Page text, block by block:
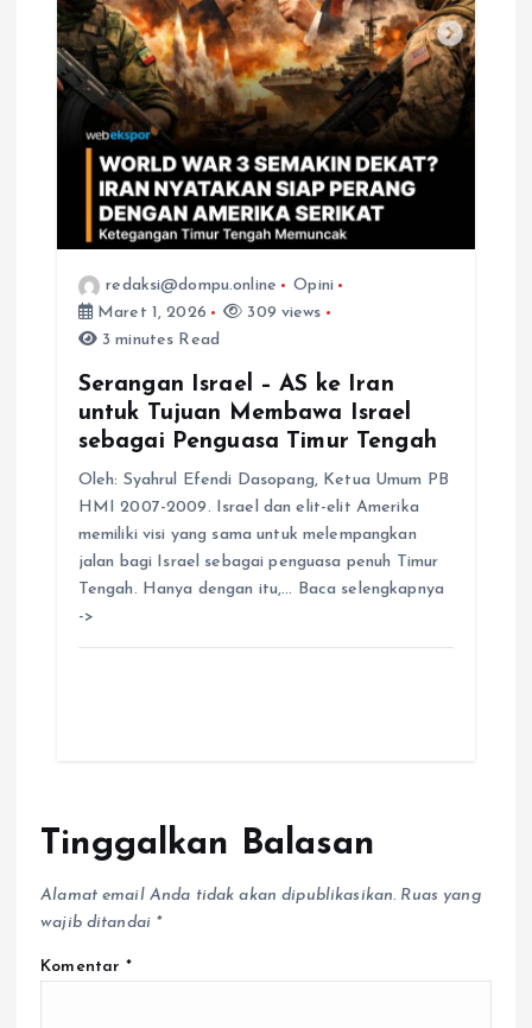
redaksi@dompu.online
Opini
Maret 1, 2026
309 views
3 minutes Read
Serangan Israel – AS ke Iran
untuk Tujuan Membawa Israel
sebagai Penguasa Timur Tengah
Oleh: Syahrul Efendi Dasopang, Ketua Umum PB
HMI 2007-2009. Israel dan elit-elit Amerika
memiliki visi yang sama untuk melempangkan
jalan bagi Israel sebagai penguasa penuh Timur
Tengah. Hanya dengan itu,… Baca selengkapnya
->
Tinggalkan Balasan
Alamat email Anda tidak akan dipublikasikan. Ruas yang
wajib ditandai *
Komentar*